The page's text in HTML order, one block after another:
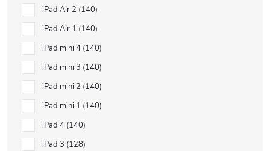
iPad Air 2 140
iPad Air 1 140
iPad mini 4 140
iPad mini 3 140
iPad mini 2 140
iPad mini 1 140
iPad 4 140
iPad 3 128